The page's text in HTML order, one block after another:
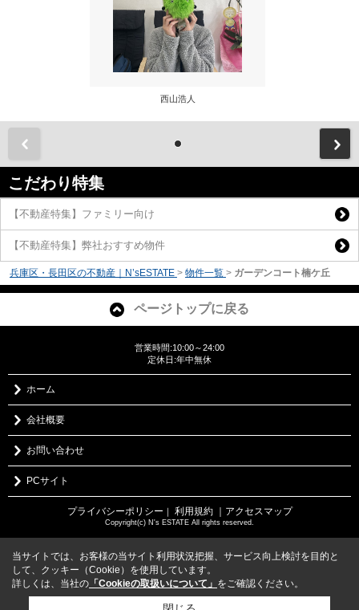
西山浩人
こだわり特集
【不動産特集】ファミリー向け
【不動産特集】弊社おすすめ物件
兵庫区・長田区の不動産｜N’sESTATE > 物件一覧 > ガーデンコート楠ケ丘
ページトップに戻る
営業時間:10:00～24:00
定休日:年中無休
ホーム
会社概要
お問い合わせ
PCサイト
プライバシーポリシー 利用規約 ｜アクセスマップ
Copyright(c) N's ESTATE All rights reserved.
当サイトでは、お客様の当サイト利用状況把握、サービス向上検討を目的と
して、クッキー（Cookie）を使用しています。
詳しくは、当社の 「Cookieの取扱いについて」 をご確認ください。